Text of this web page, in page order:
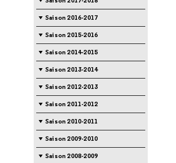
Saison 2016-2017
Saison 2015-2016
Saison 2014-2015
Saison 2013-2014
Saison 2012-2013
Saison 2011-2012
Saison 2010-2011
Saison 2009-2010
Saison 2008-2009